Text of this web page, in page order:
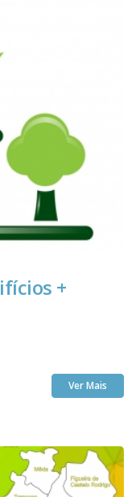
+
Ver Mais